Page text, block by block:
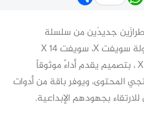
جديدَين من سلسلة
وسويفت X 14 AI ، بتصميم يقدم أداءً موثوقاً
المحتوى، ويوفر باقة من أدوات
بجهودهم الإبداعية.